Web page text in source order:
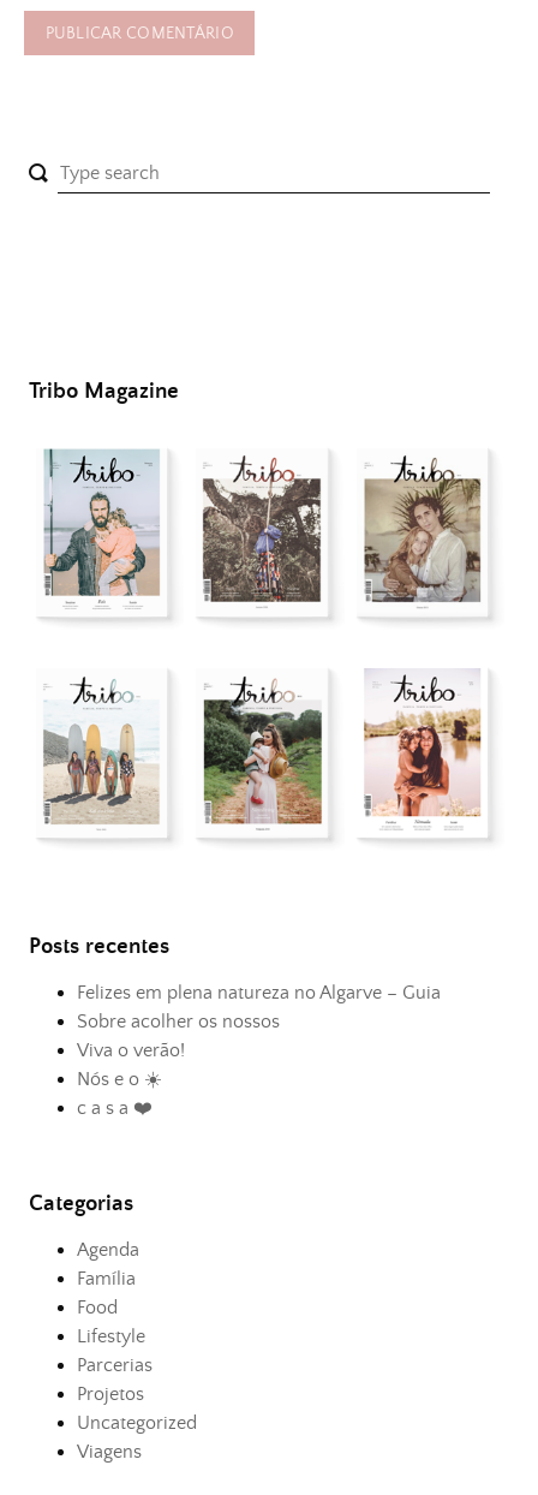
Tribo Magazine
Posts recentes
Felizes em plena natureza no Algarve – Guia
Sobre acolher os nossos
Viva o verão!
Nós e o ☀️
c a s a ❤️
Categorias
Agenda
Família
Food
Lifestyle
Parcerias
Projetos
Uncategorized
Viagens